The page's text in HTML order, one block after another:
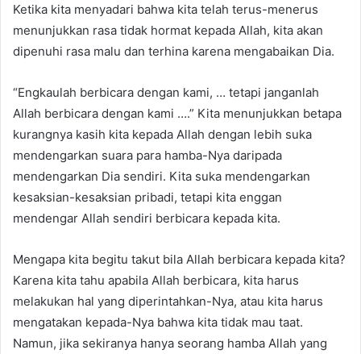
Ketika kita menyadari bahwa kita telah terus-menerus
menunjukkan rasa tidak hormat kepada Allah, kita akan
dipenuhi rasa malu dan terhina karena mengabaikan Dia.
“Engkaulah berbicara dengan kami, … tetapi janganlah
Allah berbicara dengan kami ….” Kita menunjukkan betapa
kurangnya kasih kita kepada Allah dengan lebih suka
mendengarkan suara para hamba-Nya daripada
mendengarkan Dia sendiri. Kita suka mendengarkan
kesaksian-kesaksian pribadi, tetapi kita enggan
mendengar Allah sendiri berbicara kepada kita.
Mengapa kita begitu takut bila Allah berbicara kepada kita?
Karena kita tahu apabila Allah berbicara, kita harus
melakukan hal yang diperintahkan-Nya, atau kita harus
mengatakan kepada-Nya bahwa kita tidak mau taat.
Namun, jika sekiranya hanya seorang hamba Allah yang